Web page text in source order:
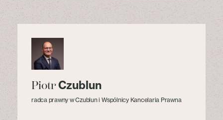
PiotrCzublun
radca prawny w Czublun i Wspólnicy Kancelaria Prawna